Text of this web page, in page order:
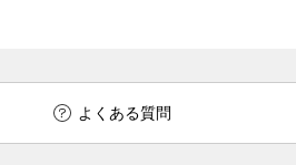
よくある質問